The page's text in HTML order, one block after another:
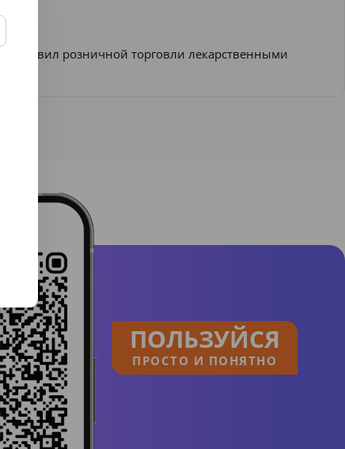
Правил розничной торговли лекарственными
ПОЛЬЗУЙСЯ
ПРОСТО И ПОНЯТНО